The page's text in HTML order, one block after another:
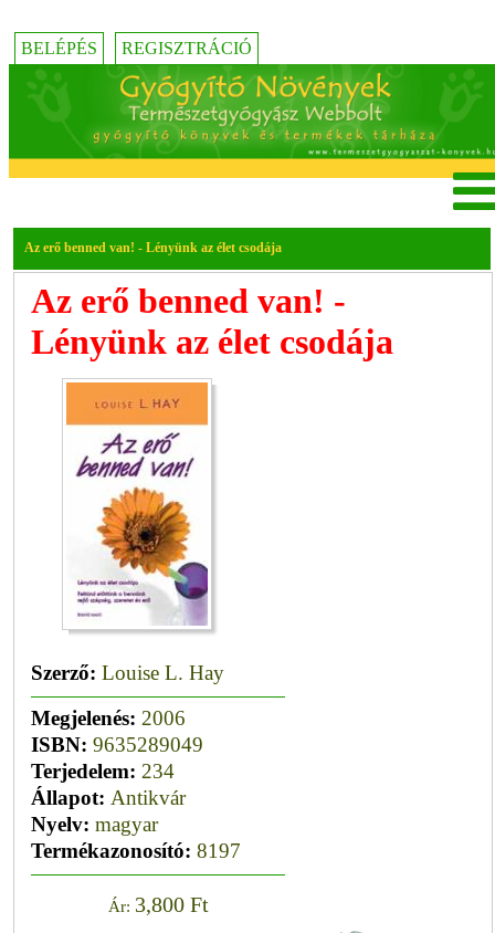
BELÉPÉS REGISZTRÁCIÓ
Az erő benned van! - Lényünk az élet csodája
Az erő benned van! -
Lényünk az élet csodája
Szerző: Louise L. Hay
Megjelenés: 2006
ISBN: 9635289049
Terjedelem: 234
Állapot: Antikvár
Nyelv: magyar
Termékazonosító: 8197
Ár: 3,800 Ft